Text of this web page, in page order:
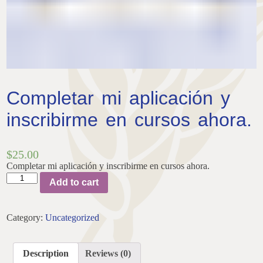
Completar mi aplicación y
inscribirme en cursos ahora.
$25.00
Completar mi aplicación y inscribirme en cursos ahora.
Completar
y
inscribirme
cursos
ahora.
Add to cart
Category:Uncategorized
Description Reviews (0)